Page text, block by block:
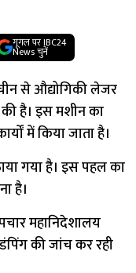
गूगल पर IBC24
News चुनें
से औद्योगिकी लेजर
है। इस मशीन का
में किया जाता है।
गया है। इस पहल का
है।
महानिदेशालय
की जांच कर रही